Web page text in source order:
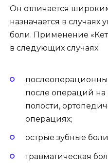
Он отличается
назначается в
боли. Применение
в следующих случаях:
после операций
полости,
операциях;
острые зубные
травматическая